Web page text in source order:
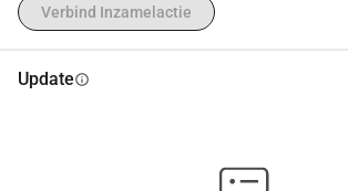
Verbind Inzamelactie
Updateinfo